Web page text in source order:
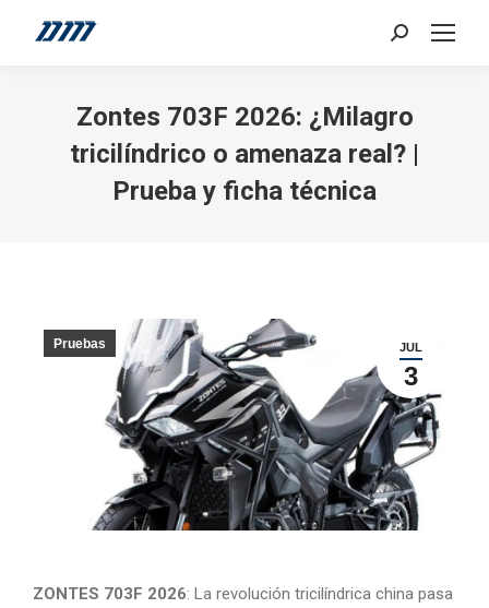
Search:
Zontes 703F 2026: ¿Milagro
tricilíndrico o amenaza real? |
Prueba y ficha técnica
JUL
3
Pruebas
ZONTES 703F 2026: La revolución tricilíndrica china pasa